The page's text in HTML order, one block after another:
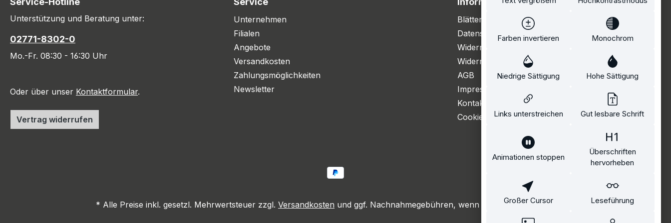
Unterstützung und Beratung unter:
02771-8302-0
Mo.-Fr. 08:30 - 16:30 Uhr
Oder über unser Kontaktformular.
Vertrag widerrufen
Unternehmen
Filialen
Angebote
Versandkosten
Zahlungsmöglichkeiten
Newsletter
Blätterkatalog
Datenschutzerklärung
Widerrufsbelehrung
Widerrufsformular
AGB
Impressum
Kontakt
Cookie Einstellungen
* Alle Preise inkl. gesetzl. Mehrwertsteuer zzgl. Versandkosten und ggf. Nachnahmegebühren, wenn nicht anders angegeben.
Farben invertieren Monochrom
Niedrige Sättigung Hohe Sättigung
Links unterstreichen Gut lesbare Schrift
Animationen stoppen
Überschriften
hervorheben
Großer Cursor Leseführung